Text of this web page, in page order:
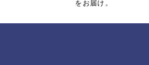
をお届け。